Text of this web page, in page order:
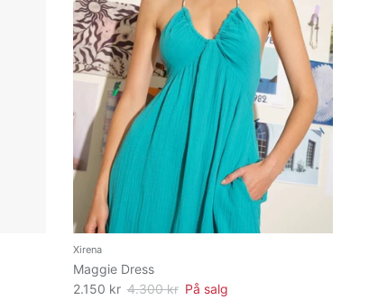
Xirena
Maggie Dress
2.150 kr 4.300 kr På salg